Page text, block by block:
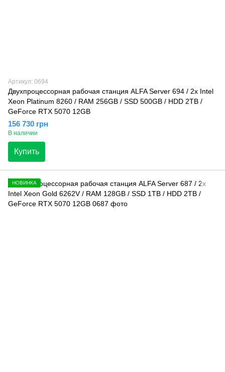
Артикул: 0694
Двухпроцессорная рабочая станция ALFA Server 694 / 2х Intel
Xeon Platinum 8260 / RAM 256GB / SSD 500GB / HDD 2TB /
GeForce RTX 5070 12GB
156 730 грн
В наличии
Купить
НОВИНКА